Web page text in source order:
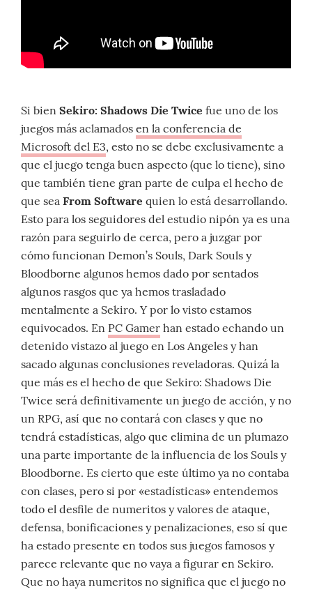
Si bien Sekiro: Shadows Die Twice fue uno de los
juegos más aclamados en la conferencia de
Microsoft del E3, esto no se debe exclusivamente a
que el juego tenga buen aspecto (que lo tiene), sino
que también tiene gran parte de culpa el hecho de
que sea From Software quien lo está desarrollando.
Esto para los seguidores del estudio nipón ya es una
razón para seguirlo de cerca, pero a juzgar por
cómo funcionan Demon’s Souls, Dark Souls y
Bloodborne algunos hemos dado por sentados
algunos rasgos que ya hemos trasladado
mentalmente a Sekiro. Y por lo visto estamos
equivocados. En PC Gamer han estado echando un
detenido vistazo al juego en Los Angeles y han
sacado algunas conclusiones reveladoras. Quizá la
que más es el hecho de que Sekiro: Shadows Die
Twice será definitivamente un juego de acción, y no
un RPG, así que no contará con clases y que no
tendrá estadísticas, algo que elimina de un plumazo
una parte importante de la influencia de los Souls y
Bloodborne. Es cierto que este último ya no contaba
con clases, pero si por «estadísticas» entendemos
todo el desfile de numeritos y valores de ataque,
defensa, bonificaciones y penalizaciones, eso sí que
ha estado presente en todos sus juegos famosos y
parece relevante que no vaya a figurar en Sekiro.
Que no haya numeritos no significa que el juego no